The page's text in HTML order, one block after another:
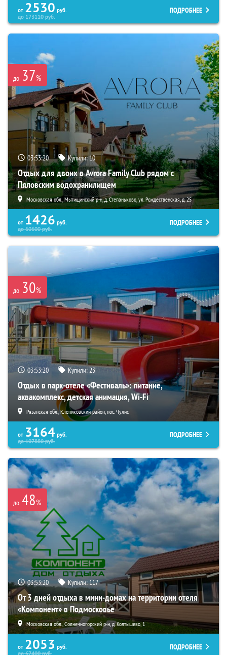
от 2530 руб.
до173110руб.
ПОДРОБНЕЕ
до 37%
03:53:19 Купили:10
Отдых для двоих в Avrora Family Club рядом с
Пяловским водохранилищем
Московская обл., Мытищинский р-н, д. Степаньково, ул. Рождественская, д. 25
от 1426 руб.
до60600руб.
ПОДРОБНЕЕ
до 30%
03:53:19 Купили:23
Отдых в парк-отеле «Фестиваль»: питание,
аквакомплекс, детская анимация, Wi-Fi
Рязанская обл., Клепиковский район, пос. Чулис
от 3164 руб.
до107880руб.
ПОДРОБНЕЕ
до 48%
03:53:19 Купили: 117
От 3 дней отдыха в мини-домах на территории отеля
«Компонент» в Подмосковье
Московская обл., Солнечногорский р-н, д. Колтышево, 1
от 2053 руб.
до67400руб.
ПОДРОБНЕЕ